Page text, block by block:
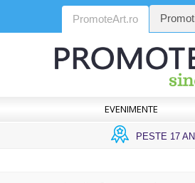
PromoteArt.ro
EVENIMENTE
PESTE 17